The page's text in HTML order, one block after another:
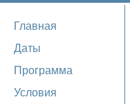
Главная
Даты
Программа
Условия